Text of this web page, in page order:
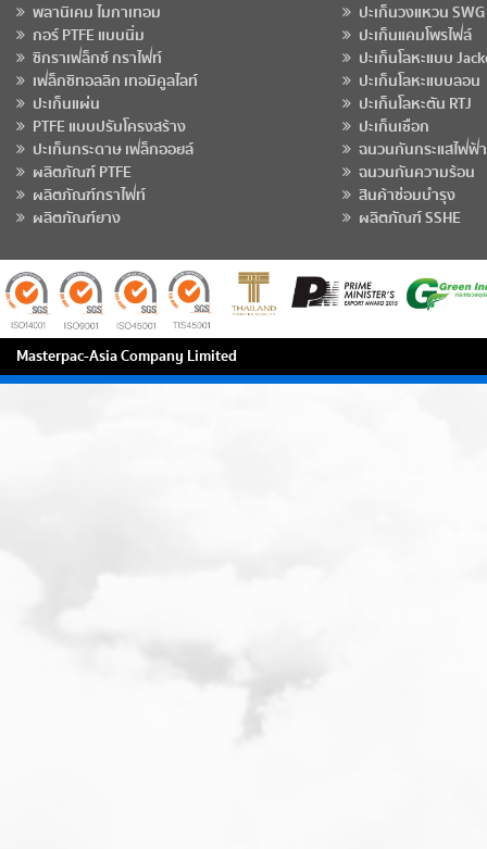
พลานิเคม ไมกาเทอม
ปะเก็นวงแหวน SWG
กอร์ PTFE แบบนิ่ม
ปะเก็นแคมโพรไฟล์
ซิกราเฟล็กซ์ กราไฟท์
ปะเก็นโลหะแบบ
เฟล็กซิทอลลิก เทอมิคูลไลท์
ปะเก็นโลหะแบบลอน
ปะเก็นแผ่น
ปะเก็นโลหะตัน RTJ
PTFE แบบปรับโครงสร้าง
ปะเก็นเชือก
ปะเก็นกระดาษ เฟล็กออยล์
ฉนวนกันกระแสไฟฟ้า
ผลิตภัณฑ์ PTFE
ฉนวนกันความร้อน
ผลิตภัณฑ์กราไฟท์
สินค้าซ่อมบำรุง
ผลิตภัณฑ์ยาง
ผลิตภัณฑ์ SSHE
Masterpac-Asia Company Limited